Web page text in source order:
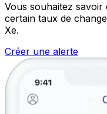
Vous souhaitez savoir
certain taux de
Xe.
Créer une alerte